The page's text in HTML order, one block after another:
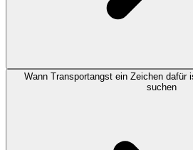
Wann Transportangst ein Zeichen dafür
suchen